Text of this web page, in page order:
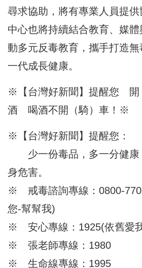
尋求協助，將有專業人員提
中心也將持續結合教育、媒
動多元反毒教育，攜手打造
一代成長健康。
※【台灣好新聞】提醒您 開
酒 喝酒不開（騎）車！※
※【台灣好新聞】提醒您：
少一份毒品，多一分健康
身危害。
※ 戒毒諮詢專線：0800-
您-幫幫我)
※ 安心專線：1925(依舊愛
※ 張老師專線：1980
※ 生命線專線：1995